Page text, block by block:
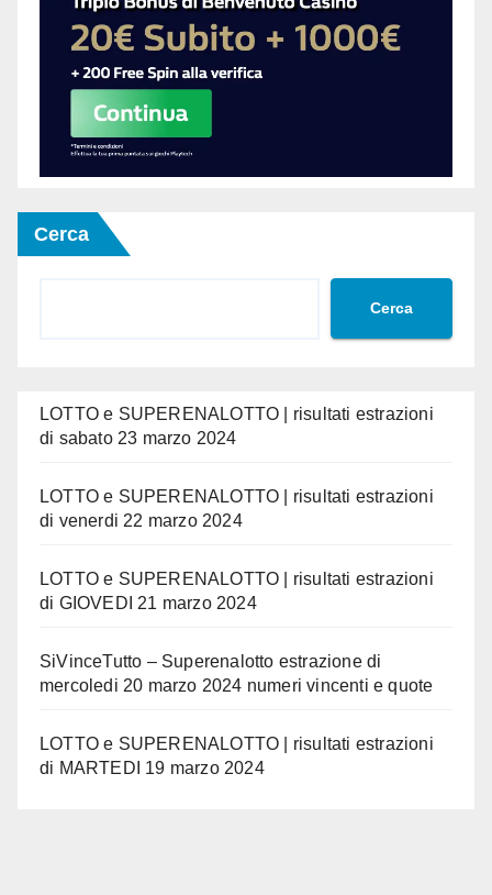
Cerca
Cerca
LOTTO e SUPERENALOTTO | risultati estrazioni
di sabato 23 marzo 2024
LOTTO e SUPERENALOTTO | risultati estrazioni
di venerdi 22 marzo 2024
LOTTO e SUPERENALOTTO | risultati estrazioni
di GIOVEDI 21 marzo 2024
SiVinceTutto – Superenalotto estrazione di
mercoledi 20 marzo 2024 numeri vincenti e quote
LOTTO e SUPERENALOTTO | risultati estrazioni
di MARTEDI 19 marzo 2024